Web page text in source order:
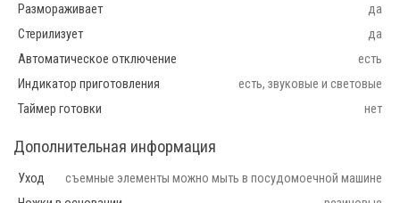
Размораживает
да
Стерилизует
да
Автоматическое отключение
есть
Индикатор приготовления
есть, звуковые и световые
Таймер готовки
нет
Дополнительная информация
Уход
съемные элементы можно мыть в посудомоечной машине